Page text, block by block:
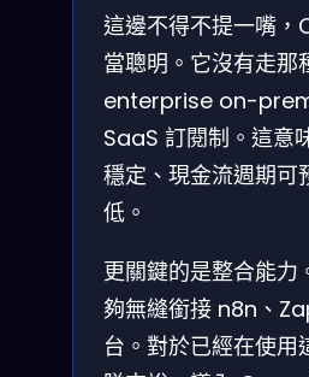
這邊不得不提一嘴
當聰明。它沒有走那
enterprise on-
SaaS 訂閱制。這意
穩定、現金流週期可
低。
更關鍵的是整合能
夠無縫銜接 n8n、
台。對於已經在使